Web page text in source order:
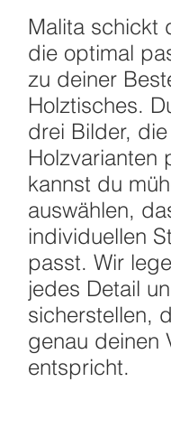
Malita schickt
die optimal
zu deiner
Holztisches.
drei Bilder,
Holzvarianten
kannst du
auswählen,
individuellen
passt. Wir
jedes Detail
sicherstellen,
genau deinen
entspricht.